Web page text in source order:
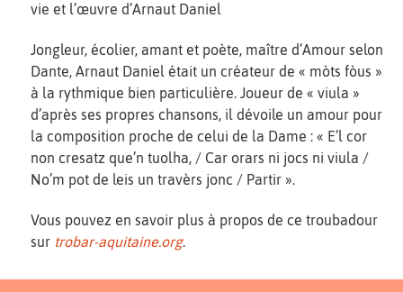
vie et l’œuvre d’Arnaut Daniel
Jongleur, écolier, amant et poète, maître d’Amour selon
Dante, Arnaut Daniel était un créateur de « mòts fòus »
à la rythmique bien particulière. Joueur de « viula »
d’après ses propres chansons, il dévoile un amour pour
la composition proche de celui de la Dame : « E’l cor
non cresatz que’n tuolha, / Car orars ni jocs ni viula /
No’m pot de leis un travèrs jonc / Partir ».
Vous pouvez en savoir plus à propos de ce troubadour
sur trobar-aquitaine.org.